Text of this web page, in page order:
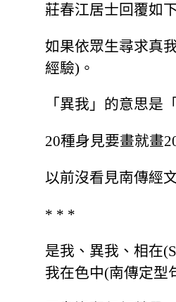
莊春江居士回覆如
如果依眾生尋求真
經驗)。
「異我」的意思是
20種身見要畫就畫
以前沒看見南傳經
* * *
是我、異我、相在
我在色中(南傳定型